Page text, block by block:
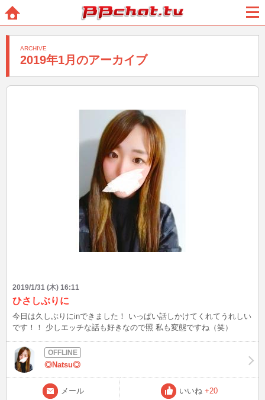
BBchatTV
2019年1月のアーカイブ
ARCHIVE
2019/1/31 (木) 16:11
ひさしぶりに
今日は久しぶりにinできました！ いっぱい話しかけてくれてうれしい
です！！ 少しエッチな話も好きなので照 私も変態ですね（笑）
◎Natsu◎
メール いいね +20